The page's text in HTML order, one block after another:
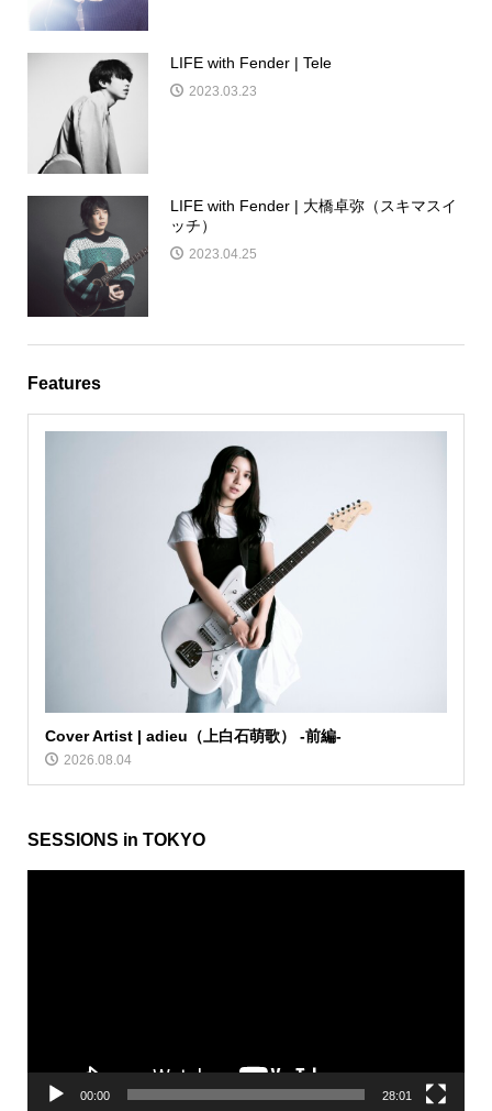
LIFE with Fender | Tele
2023.03.23
LIFE with Fender | 大橋卓弥（スキマスイ
ッチ）
2023.04.25
Features
Cover Artist | adieu（上白石萌歌） -前編-
2026.08.04
SESSIONS in TOKYO
00:00 28:01